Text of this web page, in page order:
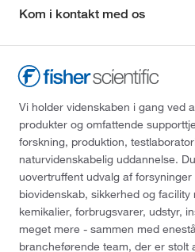
Kom i kontakt med os
Vi holder videnskaben i gang ved
produkter og omfattende
forskning, produktion,
naturvidenskabelig uddannelse.
uovertruffent udvalg af forsyninger
biovidenskab, sikkerhed og
kemikalier, forbrugsvarer, udstyr,
meget mere - sammen med
brancheførende team, der er